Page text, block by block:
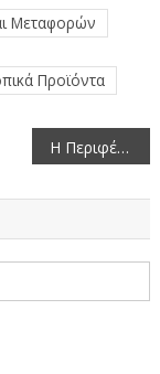
Μεταφορών
Προϊόντα
Η Περιφέρεια Δυτικής Μακεδονίας στη διεθνή έκθεση «FOOD EXPO 2026»